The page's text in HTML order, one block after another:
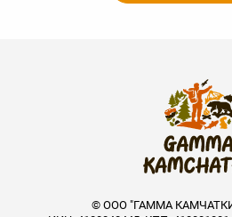
© ООО "ГАММА